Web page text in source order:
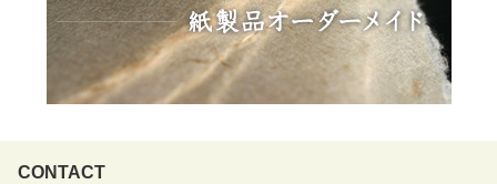
CONTACT